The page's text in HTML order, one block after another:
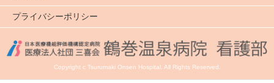
プライバシーポリシー
Copyright c Tsurumaki Onsen Hospital. All Rights Reserved.